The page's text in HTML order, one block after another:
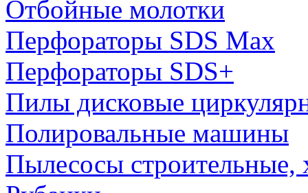
Отбойные молотки
Перфораторы SDS Max
Перфораторы SDS+
Пилы дисковые
Полировальные машины
Пылесосы строительные,